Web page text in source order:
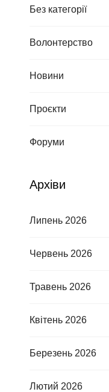
Без категорії
Волонтерство
Новини
Проєкти
Форуми
Архіви
Липень 2026
Червень 2026
Травень 2026
Квітень 2026
Березень 2026
Лютий 2026